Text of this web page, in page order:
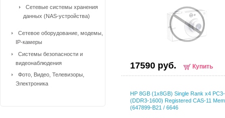
17590 руб. Купить
HP 8GB (1x8GB) Single Rank x4
(DDR3-1600) Registered CAS-11
(647899-B21 / 6646
Сетевые системы хранения
данных (NAS-устройства)
Сетевое оборудование, модемы,
IP-камеры
Системы безопасности и
видеонаблюдения
Фото, Видео, Телевизоры,
Электроника